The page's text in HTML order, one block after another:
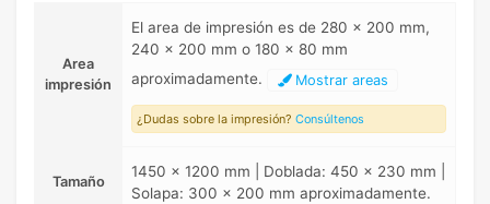
Area
impresión
El area de impresión es de 280 x 200 mm,
240 x 200 mm o 180 x 80 mm
aproximadamente.
Mostrar areas
¿Dudas sobre la impresión? Consúltenos
Tamaño
1450 x 1200 mm | Doblada: 450 x 230 mm |
Solapa: 300 x 200 mm aproximadamente.